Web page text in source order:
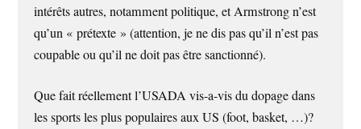
intérêts autres, notamment politique, et Armstrong n’est
qu’un « prétexte » (attention, je ne dis pas qu’il n’est pas
coupable ou qu’il ne doit pas être sanctionné).
Que fait réellement l’USADA vis-a-vis du dopage dans
les sports les plus populaires aux US (foot, basket, …)?